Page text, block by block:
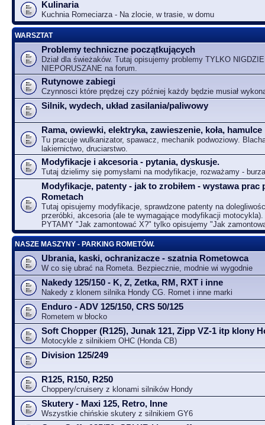
Kulinaria
Kuchnia Romeciarza - Na zlocie, w trasie, w domu
WARSZTAT
Problemy techniczne początkujących
Dział dla świeżaków. Tutaj opisujemy problemy TYLKO NIGDZIE
NIEPORUSZANE na forum.
Rutynowe zabiegi
Czynnosci które prędzej czy później każdy będzie musiał
Silnik, wydech, układ zasilania/paliwowy
Rama, owiewki, elektryka, zawieszenie, koła, hamulce
Tu pracuje wulkanizator, spawacz, mechanik podwoziowy.
lakiernictwo, druciarstwo.
Modyfikacje i akcesoria - pytania, dyskusje.
Tutaj dzielimy się pomysłami na modyfikacje, rozważamy -
Modyfikacje, patenty - jak to zrobiłem - wystawa prac
Rometach
Tutaj opisujemy modyfikacje, sprawdzone patenty na
przeróbki, akcesoria (ale te wymagające modyfikacji
PYTAMY "Jak zamontować X?" tylko opisujemy "Jak
NASZE MASZYNY - PARKING ROMETÓW.
Ubrania, kaski, ochranizacze - szatnia Rometowca
W co się ubrać na Rometa. Bezpiecznie, modnie wi wygodnie
Nakedy 125/150 - K, Z, Zetka, RM, RXT i inne
Nakedy z klonem silnika Hondy CG. Romet i inne marki
Enduro - ADV 125/150, CRS 50/125
Rometem w błocko
Soft Chopper (R125), Junak 121, Zipp VZ-1 itp klony
Motocykle z silnikiem OHC (Honda CB)
Division 125/249
R125, R150, R250
Choppery/cruisery z klonami silników Hondy
Skutery - Maxi 125, Retro, Inne
Wszystkie chińskie skutery z silnikiem GY6